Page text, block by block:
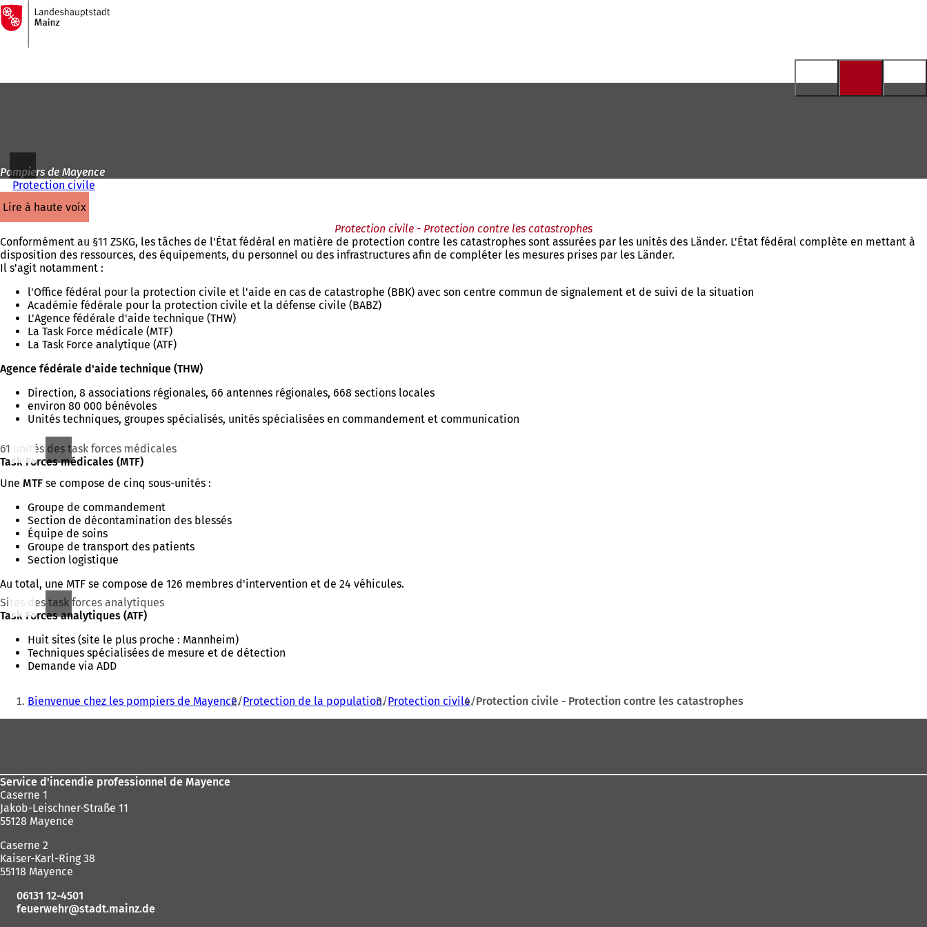
Accéder au contenu
Vers
la
page
d'accueil
Pompiers de Mayence
Protection civile
lire à haute voix
Protection civile - Protection contre les catastrophes
Conformément au §11 ZSKG, les tâches de l'État fédéral en matière de protection contre les catastrophes sont assurées par les unités des Länder. L'État fédéral complète en mettant à
disposition des ressources, des équipements, du personnel ou des infrastructures afin de compléter les mesures prises par les Länder.
Il s'agit notamment :
l'Office fédéral pour la protection civile et l'aide en cas de catastrophe (BBK) avec son centre commun de signalement et de suivi de la situation
Académie fédérale pour la protection civile et la défense civile (BABZ)
L'Agence fédérale d'aide technique (THW)
La Task Force médicale (MTF)
La Task Force analytique (ATF)
Agence fédérale d'aide technique (THW)
Direction, 8 associations régionales, 66 antennes régionales, 668 sections locales
environ 80 000 bénévoles
Unités techniques, groupes spécialisés, unités spécialisées en commandement et communication
61 unités des task forces médicales
Task Forces médicales (MTF)
Une MTF se compose de cinq sous-unités :
Groupe de commandement
Section de décontamination des blessés
Équipe de soins
Groupe de transport des patients
Section logistique
Au total, une MTF se compose de 126 membres d'intervention et de 24 véhicules.
Sites des task forces analytiques
Task Forces analytiques (ATF)
Huit sites (site le plus proche : Mannheim)
Techniques spécialisées de mesure et de détection
Demande via ADD
Vous
êtes
Bienvenue chez les pompiers de Mayence Protection de la population Protection civile Protection civile - Protection contre les catastrophes
Service d'incendie professionnel de Mayence
Caserne 1
Jakob-Leischner-Straße 11
55128 Mayence
Caserne 2
Kaiser-Karl-Ring 38
55118 Mayence
06131 12-4501
feuerwehr
stadt.mainz de